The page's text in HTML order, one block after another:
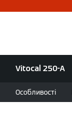
Vitocal 250-A
Особливості